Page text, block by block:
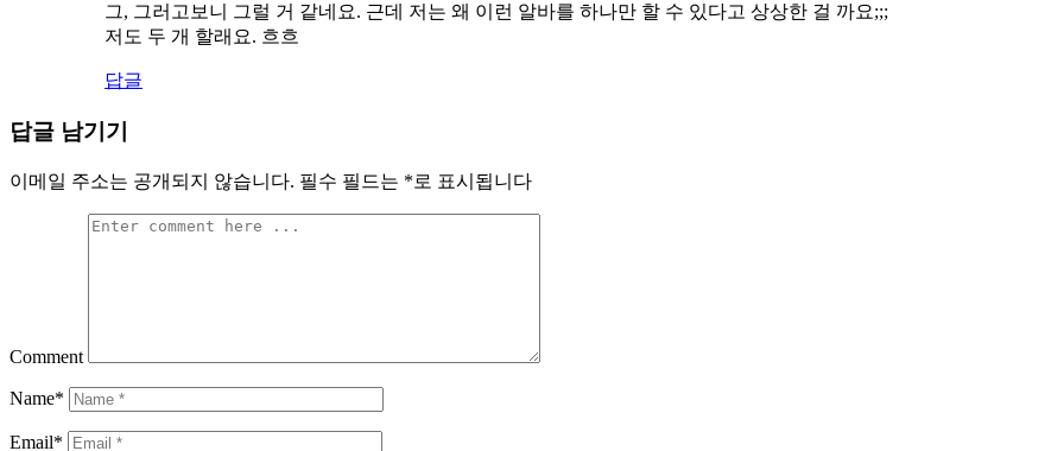
그, 그러고보니 그럴 거 같네요. 근데 저는 왜 이런 알바를 하나만 할 수 있다고 상상한 걸 까요;;;
저도 두 개 할래요. 흐흐
답글
답글 남기기
이메일 주소는 공개되지 않습니다. 필수 필드는 *로 표시됩니다
Comment
Name*
Email*